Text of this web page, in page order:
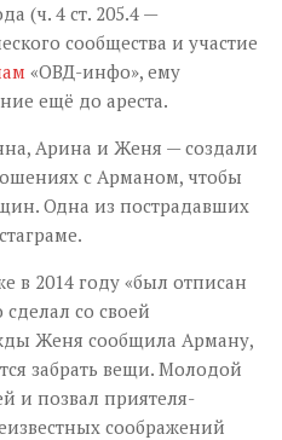
(ч. 4 ст. 205.4 —
сообщества и участие
«ОВД-инфо», ему
ещё до ареста.
Арина и Женя — создали
с Арманом, чтобы
Одна из пострадавших
в 2014 году «был отписан
со своей
Женя сообщила Арману,
забрать вещи. Молодой
и позвал приятеля-
соображений